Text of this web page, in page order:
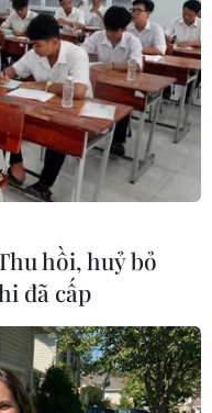
gian qua; đồng
và làm việc sẽ mở
tỉnh trong tương
kết sẽ đẩy mạnh
Việt Nam, trong
ngày càng
hồi, huỷ bỏ
đã cấp